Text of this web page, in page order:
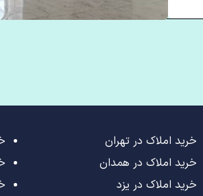
خرید املاک در تهران
خرید املاک در همدان
خرید املاک در یزد